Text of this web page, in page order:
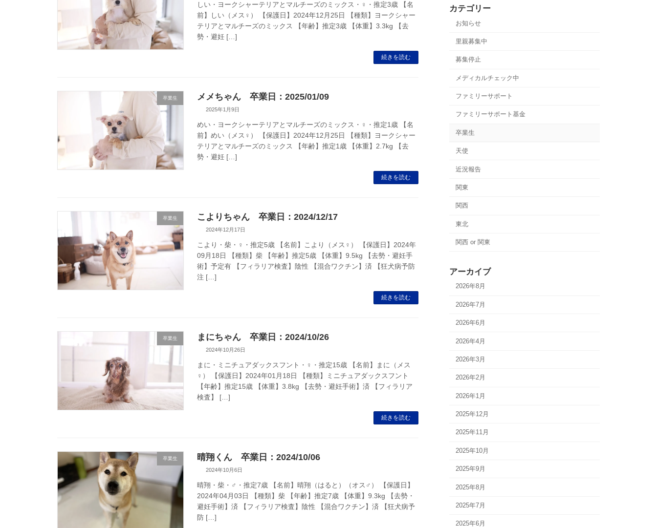
しい・ヨークシャーテリアとマルチーズのミックス・♀・推定3歳 【名
前】しい（メス♀） 【保護日】2024年12月25日 【種類】ヨークシャー
テリアとマルチーズのミックス 【年齢】推定3歳 【体重】3.3kg 【去
勢・避妊 […]
続きを読む
卒業生 メメちゃん 卒業日：2025/01/09
2025年1月9日
めい・ヨークシャーテリアとマルチーズのミックス・♀・推定1歳 【名
前】めい（メス♀） 【保護日】2024年12月25日 【種類】ヨークシャー
テリアとマルチーズのミックス 【年齢】推定1歳 【体重】2.7kg 【去
勢・避妊 […]
続きを読む
卒業生 こよりちゃん 卒業日：2024/12/17
2024年12月17日
こより・柴・♀・推定5歳 【名前】こより（メス♀） 【保護日】2024年
09月18日 【種類】柴 【年齢】推定5歳 【体重】9.5kg 【去勢・避妊手
術】予定有 【フィラリア検査】陰性 【混合ワクチン】済 【狂犬病予防
注 […]
続きを読む
卒業生 まにちゃん 卒業日：2024/10/26
2024年10月26日
まに・ミニチュアダックスフント・♀・推定15歳 【名前】まに（メス
♀） 【保護日】2024年01月18日 【種類】ミニチュアダックスフント
【年齢】推定15歳 【体重】3.8kg 【去勢・避妊手術】済 【フィラリア
検査】 […]
続きを読む
卒業生 晴翔くん 卒業日：2024/10/06
2024年10月6日
晴翔・柴・♂・推定7歳 【名前】晴翔（はると）（オス♂） 【保護日】
2024年04月03日 【種類】柴 【年齢】推定7歳 【体重】9.3kg 【去勢・
避妊手術】済 【フィラリア検査】陰性 【混合ワクチン】済 【狂犬病予
防 […]
カテゴリー
お知らせ
里親募集中
募集停止
メディカルチェック中
ファミリーサポート
ファミリーサポート基金
卒業生
天使
近況報告
関東
関西
東北
関西 or 関東
アーカイブ
2026年8月
2026年7月
2026年6月
2026年4月
2026年3月
2026年2月
2026年1月
2025年12月
2025年11月
2025年10月
2025年9月
2025年8月
2025年7月
2025年6月